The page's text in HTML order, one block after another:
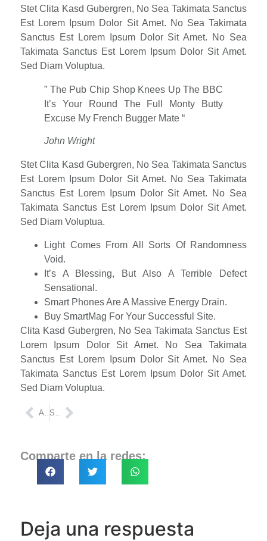
Stet Clita Kasd Gubergren, No Sea Takimata Sanctus
Est Lorem Ipsum Dolor Sit Amet. No Sea Takimata
Sanctus Est Lorem Ipsum Dolor Sit Amet. No Sea
Takimata Sanctus Est Lorem Ipsum Dolor Sit Amet.
Sed Diam Voluptua.
” The Pub Chip Shop Knees Up The BBC
It’s Your Round The Full Monty Butty
Excuse My French Bugger Mate “
John Wright
Stet Clita Kasd Gubergren, No Sea Takimata Sanctus
Est Lorem Ipsum Dolor Sit Amet. No Sea Takimata
Sanctus Est Lorem Ipsum Dolor Sit Amet. No Sea
Takimata Sanctus Est Lorem Ipsum Dolor Sit Amet.
Sed Diam Voluptua.
Light Comes From All Sorts Of Randomness
Void.
It’s A Blessing, But Also A Terrible Defect
Sensational.
Smart Phones Are A Massive Energy Drain.
Buy SmartMag For Your Successful Site.
Clita Kasd Gubergren, No Sea Takimata Sanctus Est
Lorem Ipsum Dolor Sit Amet. No Sea Takimata
Sanctus Est Lorem Ipsum Dolor Sit Amet. No Sea
Takimata Sanctus Est Lorem Ipsum Dolor Sit Amet.
Sed Diam Voluptua.
ANTERIOR
Comparte en la redes:
Deja una respuesta